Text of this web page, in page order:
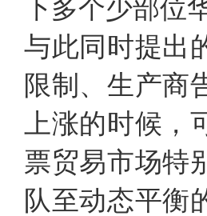
下多个少部位
与此同时提出
限制、生产商
上涨的时候
票贸易市场特
队至动态平衡